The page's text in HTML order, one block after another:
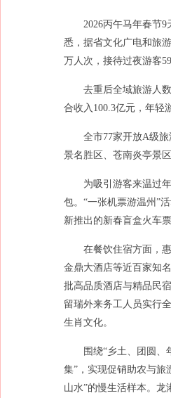
2026丙午马年春节
悉，据省文化广电和旅
万人次，接待过夜游客
去重后全域旅游人
合收入100.3亿元，年轻
全市77家开放A级
景名胜区、苍南炎亭景区
为吸引游客来温过
包。“一张机票游温州”
新推出的新春盲盒火车
在餐饮住宿方面，
金鼎大酒店等近百家知
批高品质酒店与精品民
留瑞外来务工人员实行
生肖文化。
围绕“乡土、团圆
集”，实现促销助农与旅
山水”的慢生活样本。